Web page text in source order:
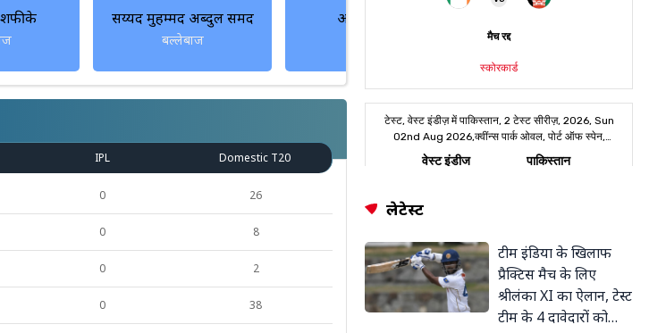
शफीके सय्यद मुहम्मद अब्दुल समद
बल्लेबाज
अबरार अहमद
IPL Domestic T20
0 26
0 8
0 2
0 38
लेटेस्ट
टीम इंड‍िया के खिलाफ
प्रैक्टिस मैच के लिए
श्रीलंका XI का ऐलान, टेस्ट
टीम के 4 दावेदारों को